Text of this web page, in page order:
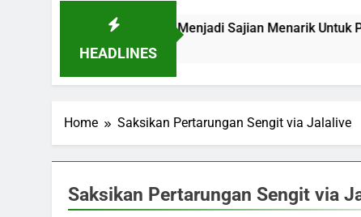
HEADLINES
WIB di Jalalive Menjadi Sajian Menarik Untuk Pecinta
Home Saksikan Pertarungan Sengit via Jalalive
Saksikan Pertarungan Sengit via